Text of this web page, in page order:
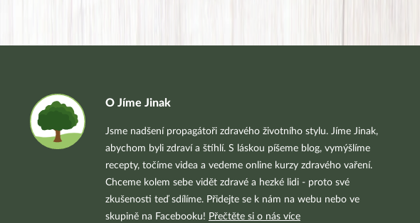
O Jíme Jinak
Jsme nadšení propagátoři zdravého životního stylu. Jíme Jinak,
abychom byli zdraví a štíhlí. S láskou píšeme blog, vymýšlíme
recepty, točíme videa a vedeme online kurzy zdravého vaření.
Chceme kolem sebe vidět zdravé a hezké lidi - proto své
zkušenosti teď sdílíme. Přidejte se k nám na webu nebo ve
skupině na Facebooku! Přečtěte si o nás více